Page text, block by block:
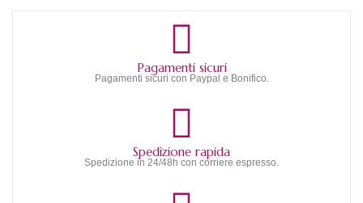
Pagamenti sicuri
Pagamenti sicuri con Paypal e Bonifico.
Spedizione rapida
Spedizione in 24/48h con corriere espresso.